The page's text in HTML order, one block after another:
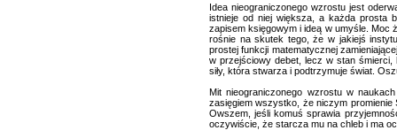
Idea nieograniczonego wzrostu jest
istnieje od niej większa, a każda prosta
zapisem księgowym i ideą w umyśle. Moc
rośnie na skutek tego, że w jakiejś
prostej funkcji matematycznej
w przejściowy debet, lecz w stan śmierci,
siły, która stwarza i podtrzymuje świat.
Mit nieograniczonego wzrostu w
zasięgiem wszystko, że niczym promienie
Owszem, jeśli komuś sprawia
oczywiście, że starcza mu na chleb i ma